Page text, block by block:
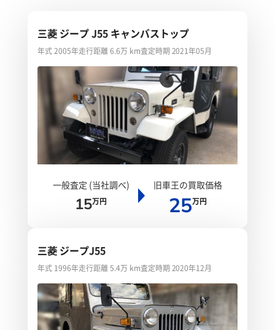
三菱 ジープ J55 キャンバストップ
年式 2005年走行距離 6.6万 km査定時期 2021年05月
一般査定 (当社調べ)
15万円
旧車王の買取価格
25万円
三菱 ジープJ55
年式 1996年走行距離 5.4万 km査定時期 2020年12月